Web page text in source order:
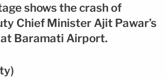
shows the crash of
Chief Minister Ajit Pawar’s
Baramati Airport.